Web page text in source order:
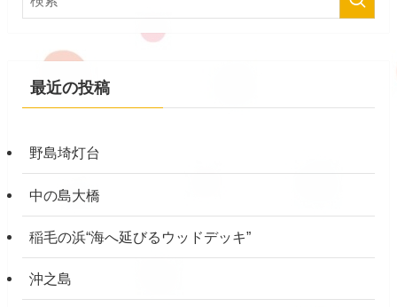
最近の投稿
野島埼灯台
中の島大橋
稲毛の浜“海へ延びるウッドデッキ”
沖之島